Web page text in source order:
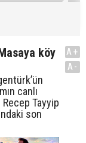
köy
canlı
Recep Tayyip
son
A+
A-